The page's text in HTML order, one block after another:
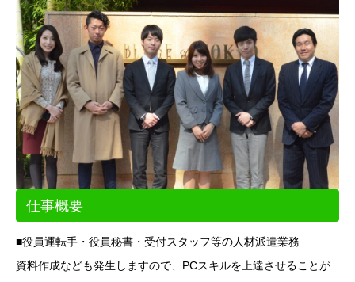
仕事概要
■役員運転手・役員秘書・受付スタッフ等の人材派遣業務
資料作成なども発生しますので、PCスキルを上達させることが